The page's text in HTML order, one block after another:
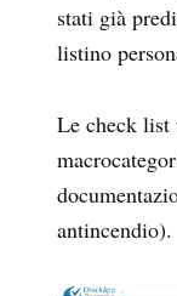
stati già
listino
Le check list
antincendio).